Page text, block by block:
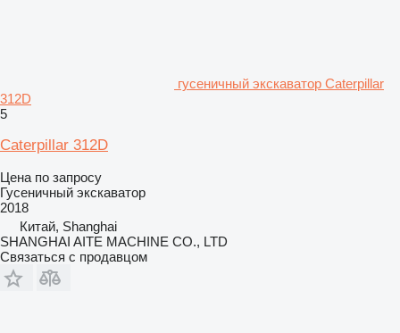
гусеничный экскаватор Caterpillar
312D
5
Caterpillar 312D
Цена по запросу
Гусеничный экскаватор
2018
Китай, Shanghai
SHANGHAI AITE MACHINE CO., LTD
Связаться с продавцом